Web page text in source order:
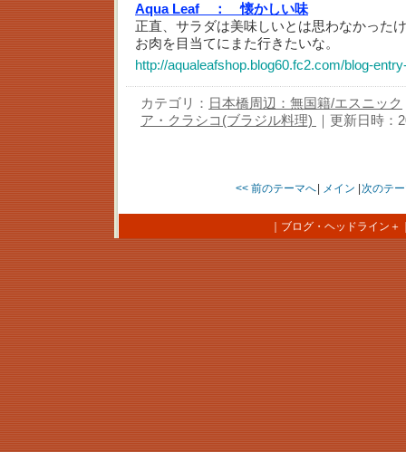
Aqua Leaf ：
懐かしい味
正直、サラダは美味しいとは思わなかった
お肉を目当てにまた行きたいな。
http://aqualeafshop.blog60.fc2.com/blog-
カテゴリ： 日本橋周辺：無国籍/エスニック
ア・クラシコ(ブラジル料理)
｜更新日時：
<< 前のテーマへ メイン 次のテ
ブログ・ヘッドライン＋